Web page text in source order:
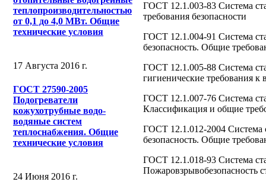
теплопроизводительностью
от 0,1 до 4,0 МВт. Общие
технические условия
17 Августа 2016 г.
ГОСТ 27590-2005
Подогреватели
кожухотрубные водо-
водяные систем
теплоснабжения. Общие
технические условия
24 Июня 2016 г.
ГОСТ 12.1.003-83 Система
требования безопасности
ГОСТ 12.1.004-91 Система
безопасность. Общие
ГОСТ 12.1.005-88 Система
гигиенические требования к
ГОСТ 12.1.007-76 Система
Классификация и общие
ГОСТ 12.1.012-2004 Система
безопасность. Общие
ГОСТ 12.1.018-93 Система
Пожаровзрывобезопасность